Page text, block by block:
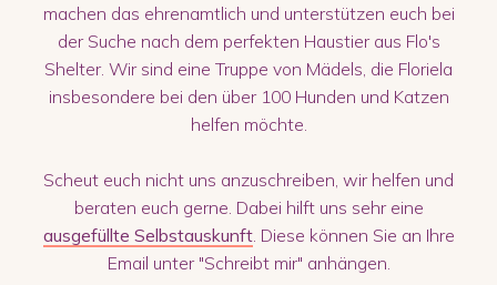
machen das ehrenamtlich und unterstützen euch bei
der Suche nach dem perfekten Haustier aus Flo's
Shelter. Wir sind eine Truppe von Mädels, die Floriela
insbesondere bei den über 100 Hunden und Katzen
helfen möchte.
Scheut euch nicht uns anzuschreiben, wir helfen und
beraten euch gerne. Dabei hilft uns sehr eine
ausgefüllte Selbstauskunft. Diese können Sie an Ihre
Email unter "Schreibt mir" anhängen.